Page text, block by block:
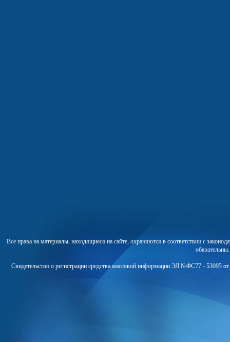
Все права на материалы, находящиеся на сайте, охраняются в соответствии с
Свидетельство о регистрации средства массовой информации ЭЛ №ФС77 - 53095